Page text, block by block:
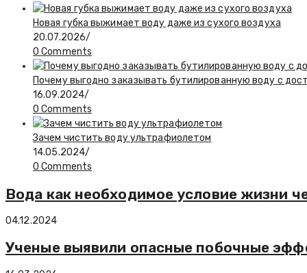
Новая губка выжимает воду даже из сухого воздуха
20.07.2026/
0 Comments
Почему выгодно заказывать бутилированную воду с
16.09.2024/
0 Comments
Зачем чистить воду ультрафиолетом
14.05.2024/
0 Comments
Вода как необходимое условие жизни
04.12.2024
Ученые выявили опасные побочные